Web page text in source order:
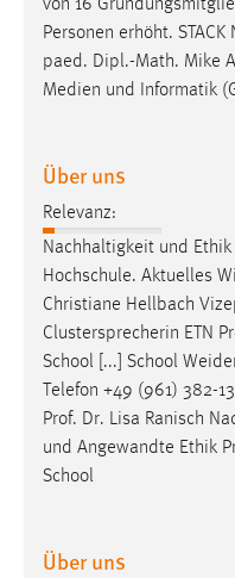
von 16
Personen erhöht.
paed. Dipl.-Math. Mike
Medien und Informatik
Über uns
Relevanz:
Nachhaltigkeit und
Hochschule. Aktuelles
Christiane Hellbach
Clustersprecherin ETN
School [...] School
Telefon +49 (961) 382-
Prof. Dr. Lisa Ranisch
und Angewandte Ethik
School
Über uns
Performance
Zweck:
Für performante
gespeichert, ob man
Sprachpräferenz
Name:
site-language-
Zweck:
Das Cookie speichert